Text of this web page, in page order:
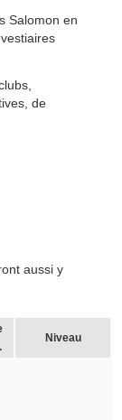
Salomon en
de
aussi y
Niveau